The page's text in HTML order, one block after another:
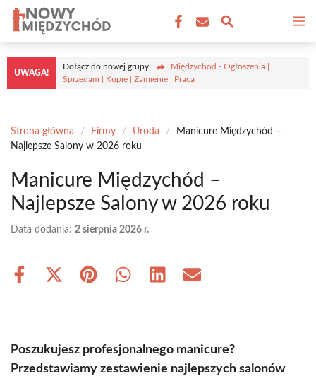
Przejdź
treści
UWAGA!
Dołącz do nowej grupy
Międzychód - Ogłoszenia |
Sprzedam | Kupię | Zamienię | Praca
Strona główna / Firmy / Uroda /
Manicure Międzychód –
Najlepsze Salony w 2026 roku
Manicure Międzychód –
Najlepsze Salony w 2026 roku
Data dodania: 2 sierpnia 2026 r.
Share
Share
(Twitter)
Share Share Share Share
Poszukujesz profesjonalnego manicure?
Przedstawiamy zestawienie najlepszych salonów